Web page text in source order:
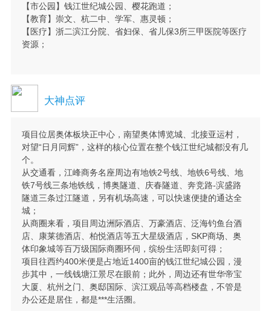
【市公园】钱江世纪城公园、樱花跑道；
【教育】崇文、杭二中、学军、惠灵顿；
【医疗】浙二滨江分院、省妇保、省儿保3所三甲医院等医疗
资源；
大神点评
项目位居奥体板块正中心，南望奥体博览城、北接亚运村，
对望“日月同辉”，这样的核心位置在整个钱江世纪城都没有几
个。
从交通看，江峰商务名座周边有地铁2号线、地铁6号线、地
铁7号线三条地铁线，博奥隧道、庆春隧道、奔竞路-滨盛路
隧道三条过江隧道，另有机场高速，可以快速便捷的通达全
城；
从商圈来看，项目周边洲际酒店、万豪酒店、泛海钓鱼台酒
店、康莱德酒店、柏悦酒店等五大星级酒店，SKP商场、奥
体印象城等百万级国际商圈环伺，缤纷生活即刻可得；
项目往西约400米便是占地近1400亩的钱江世纪城公园，漫
步其中，一线钱塘江景尽在眼前；此外，周边还有世华帝宝
大厦、杭州之门、奥邸国际、滨江观品等高档楼盘，不管是
办公还是居住，都是***生活圈。